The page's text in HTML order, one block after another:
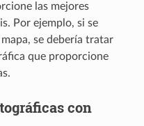
las mejores
Por ejemplo, si se
se debería tratar
que proporcione
con